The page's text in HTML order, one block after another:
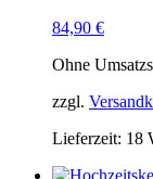
84,90 €
Ohne
zzgl.
Lieferzeit: 18